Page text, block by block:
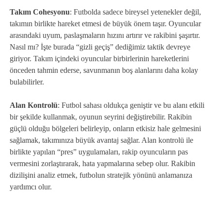
Takım Cohesyonu: Futbolda sadece bireysel yetenekler değil,
takımın birlikte hareket etmesi de büyük önem taşır. Oyuncular
arasındaki uyum, paslaşmaların hızını artırır ve rakibini şaşırtır.
Nasıl mı? İşte burada “gizli geçiş” dediğimiz taktik devreye
giriyor. Takım içindeki oyuncular birbirlerinin hareketlerini
önceden tahmin ederse, savunmanın boş alanlarını daha kolay
bulabilirler.
Alan Kontrolü: Futbol sahası oldukça geniştir ve bu alanı etkili
bir şekilde kullanmak, oyunun seyrini değiştirebilir. Rakibin
güçlü olduğu bölgeleri belirleyip, onların etkisiz hale gelmesini
sağlamak, takımınıza büyük avantaj sağlar. Alan kontrolü ile
birlikte yapılan “pres” uygulamaları, rakip oyuncuların pas
vermesini zorlaştırarak, hata yapmalarına sebep olur. Rakibin
dizilişini analiz etmek, futbolun stratejik yönünü anlamanıza
yardımcı olur.